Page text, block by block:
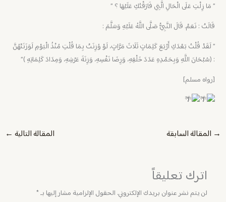
” مَا زِلْتِ عَلَى الْحَالِ الَّتِي فَارَقْتُكِ عَلَيْهَا ؟ ”
قَالَتْ : نَعَمْ. قَالَ النَّبِيُّ صَلَّى اللَّهُ عَلَيْهِ وَسَلَّمَ :
” لَقَدْ قُلْتُ بَعْدَكِ أَرْبَعَ كَلِمَاتٍ ثَلَاثَ مَرَّاتٍ، لَوْ وُزِنَتْ بِمَا قُلْتِ مُنْذُ الْيَوْمِ لَوَزَنَتْهُنَّ
: (سُبْحَانَ اللَّهِ وَبِحَمْدِهِ عَدَدَ خَلْقِهِ، وَرِضَا نَفْسِهِ، وَزِنَةَ عَرْشِهِ، وَمِدَادَ كَلِمَاتِهِ )”
[رواه مسلم]
→ المقالة السابقة المقالة التالية ←
اترك تعليقاً
لن يتم نشر عنوان بريدك الإلكتروني. الحقول الإلزامية مشار إليها بـ*